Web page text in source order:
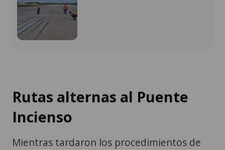
Rutas alternas al Puente
Incienso
Mientras tardaron los procedimientos de